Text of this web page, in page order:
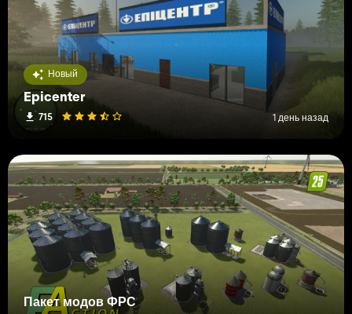
Новый
Epicenter
715 1 день назад
Пакет модов ФРС